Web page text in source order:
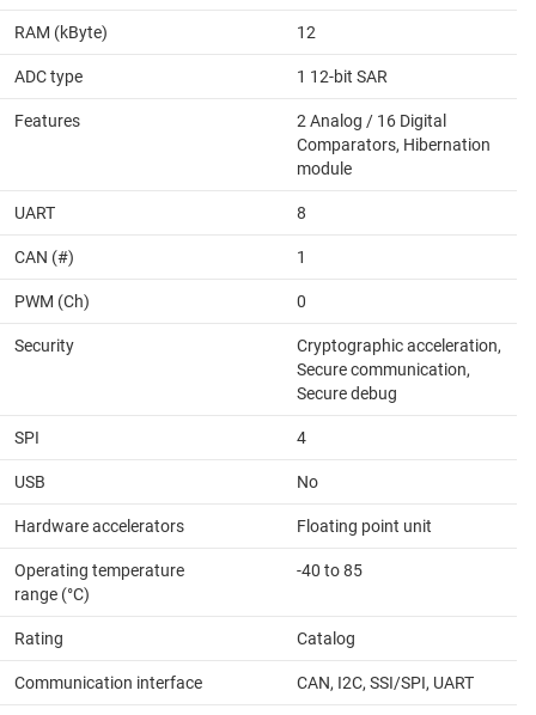
RAM (kByte) 12
ADC type 1 12-bit SAR
Features
2 Analog / 16 Digital
Comparators, Hibernation
module
UART 8
CAN (#) 1
PWM (Ch) 0
Security
Cryptographic acceleration,
Secure communication,
Secure debug
SPI 4
USB No
Hardware accelerators Floating point unit
Operating temperature
range (°C)
-40 to 85
Rating Catalog
Communication interface CAN, I2C, SSI/SPI, UART